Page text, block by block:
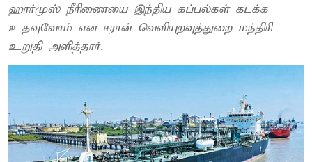
ஹார்முஸ் நீரிணையை இந்திய கப்பல்கள் கடக்க
உதவுவோம் என ஈரான் வெளியுறவுத்துறை மந்திரி
உறுதி அளித்தார்.